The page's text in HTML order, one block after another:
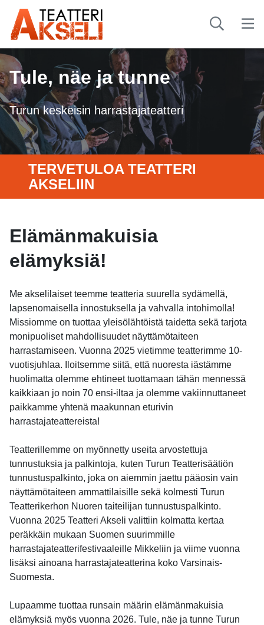
Tule, näe ja tunne
Turun keskeisin harrastajateatteri
TERVETULOA TEATTERI
AKSELIIN
Elämänmakuisia
elämyksiä!
Me akselilaiset teemme teatteria suurella sydämellä,
lapsenomaisella innostuksella ja vahvalla intohimolla!
Missiomme on tuottaa yleisölähtöistä taidetta sekä tarjota
monipuoliset mahdollisuudet näyttämötaiteen
harrastamiseen. Vuonna 2025 vietimme teatterimme 10-
vuotisjuhlaa. Iloitsemme siitä, että nuoresta iästämme
huolimatta olemme ehtineet tuottamaan tähän mennessä
kaikkiaan jo noin 70 ensi-iltaa ja olemme vakiinnuttaneet
paikkamme yhtenä maakunnan eturivin
harrastajateattereista!
Teatterillemme on myönnetty useita arvostettuja
tunnustuksia ja palkintoja, kuten Turun Teatterisäätiön
tunnustuspalkinto, joka on aiemmin jaettu pääosin vain
näyttämötaiteen ammattilaisille sekä kolmesti Turun
Teatterikerhon Nuoren taiteilijan tunnustuspalkinto.
Vuonna 2025 Teatteri Akseli valittiin kolmatta kertaa
peräkkäin mukaan Suomen suurimmille
harrastajateatterifestivaaleille Mikkeliin ja viime vuonna
lisäksi ainoana harrastajateatterina koko Varsinais-
Suomesta.
Lupaamme tuottaa runsain määrin elämänmakuisia
elämyksiä myös vuonna 2026. Tule, näe ja tunne Turun